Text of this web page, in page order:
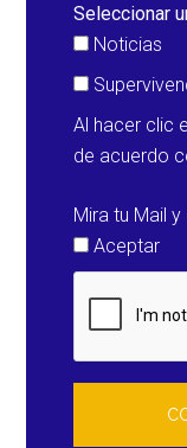
Seleccionar
Noticias
Al hacer clic
de acuerdo
Mira tu Mail
Aceptar